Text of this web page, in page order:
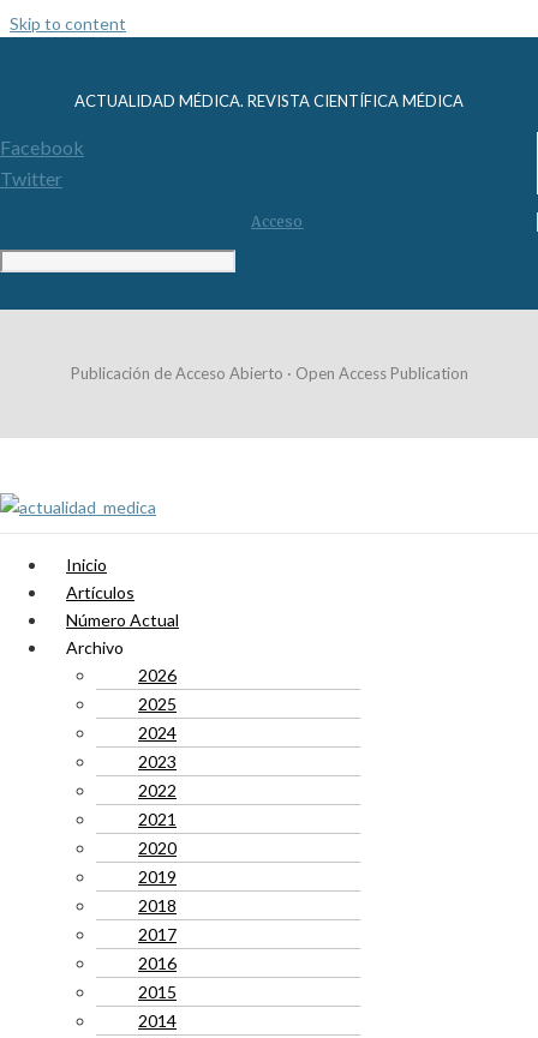
Skip to content
ACTUALIDAD MÉDICA. REVISTA CIENTÍFICA MÉDICA
Facebook
Twitter
Acceso
Publicación de Acceso Abierto · Open Access Publication
Inicio
Artículos
Número Actual
Archivo
2026
2025
2024
2023
2022
2021
2020
2019
2018
2017
2016
2015
2014